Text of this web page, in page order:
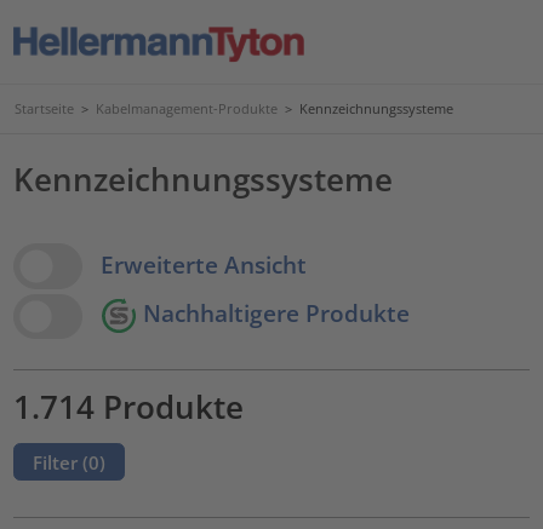
Startseite > Kabelmanagement-Produkte > Kennzeichnungssysteme
Kennzeichnungssysteme
View OptionsErweiterte Ansicht
Nachhaltigere Produkte
1.714 Produkte
Filter (0)